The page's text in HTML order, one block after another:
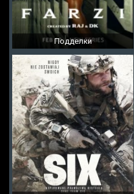
Подделки